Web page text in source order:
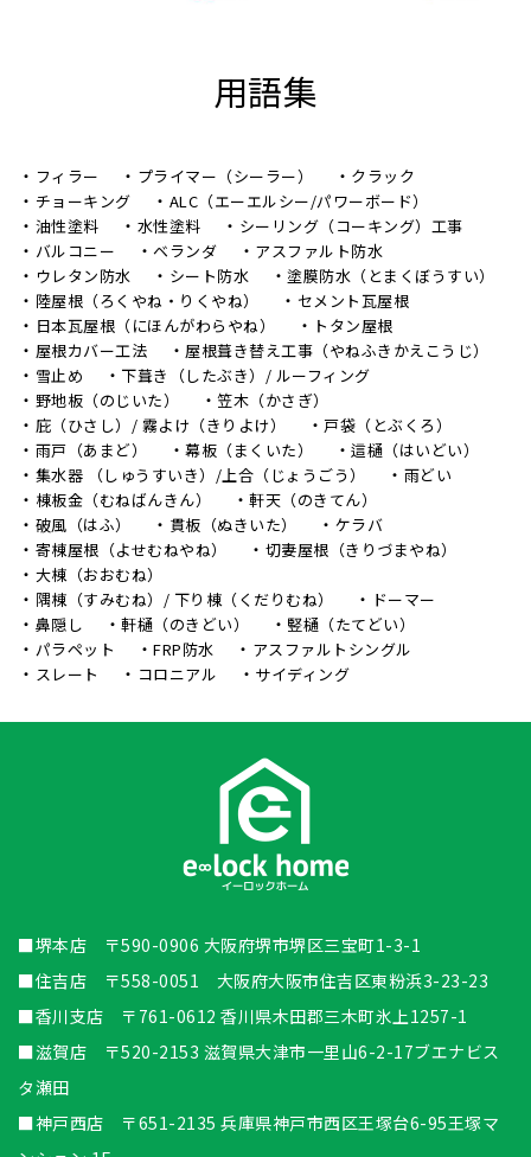
用語集
フィラー プライマー（シーラー）
クラック
チョーキング
ALC（エーエルシー/パワーボード）
油性塗料
水性塗料
シーリング（コーキング）工事
バルコニー
ベランダ
アスファルト防水
ウレタン防水
シート防水
塗膜防水（とまくぼうすい）
陸屋根（ろくやね・りくやね）
セメント瓦屋根
日本瓦屋根（にほんがわらやね）
トタン屋根
屋根カバー工法
屋根葺き替え工事（やねふきかえこうじ）
雪止め
下葺き（したぶき）/ ルーフィング
野地板（のじいた）
笠木（かさぎ）
庇（ひさし）/ 霧よけ（きりよけ）
戸袋（とぶくろ）
雨戸（あまど）
幕板（まくいた）
這樋（はいどい）
集水器 （しゅうすいき）/上合（じょうごう）
雨どい
棟板金（むねばんきん）
軒天（のきてん）
破風（はふ）
貫板（ぬきいた）
ケラバ
寄棟屋根（よせむねやね）
切妻屋根（きりづまやね）
大棟（おおむね）
隅棟（すみむね）/ 下り棟（くだりむね）
ドーマー
鼻隠し
軒樋（のきどい）
竪樋（たてどい）
パラペット
FRP防水
アスファルトシングル
スレート
コロニアル サイディング
■堺本店 〒590-0906 大阪府堺市堺区三宝町1-3-1
■住吉店 〒558-0051 大阪府大阪市住吉区東粉浜3-23-23
■香川支店 〒761-0612 香川県木田郡三木町氷上1257-1
■滋賀店 〒520-2153 滋賀県大津市一里山6-2-17ブエナビス
タ瀬田
■神戸西店 〒651-2135 兵庫県神戸市西区王塚台6-95王塚マ